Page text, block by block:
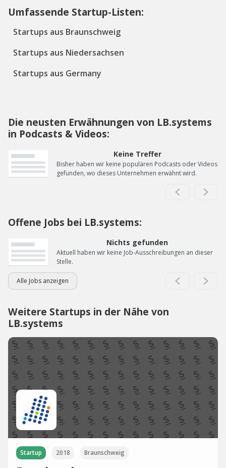
Umfassende Startup-Listen:
Startups aus Braunschweig
Startups aus Niedersachsen
Startups aus Germany
Die neusten Erwähnungen von LB.systems
in Podcasts & Videos:
Keine Treffer
Bisher haben wir keine populären Podcasts oder Videos
gefunden, wo dieses Unternehmen erwähnt wird.
Offene Jobs bei LB.systems:
Nichts gefunden
Aktuell haben wir keine Job-Ausschreibungen an dieser
Stelle.
Alle Jobs anzeigen
Weitere Startups in der Nähe von
LB.systems
Startup 2018 Braunschweig